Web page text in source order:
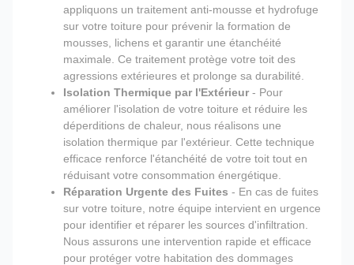
appliquons un traitement anti-mousse et hydrofuge
sur votre toiture pour prévenir la formation de
mousses, lichens et garantir une étanchéité
maximale. Ce traitement protège votre toit des
agressions extérieures et prolonge sa durabilité.
Isolation Thermique par l'Extérieur- Pour
améliorer l'isolation de votre toiture et réduire les
déperditions de chaleur, nous réalisons une
isolation thermique par l'extérieur. Cette technique
efficace renforce l'étanchéité de votre toit tout en
réduisant votre consommation énergétique.
Réparation Urgente des Fuites - En cas de fuites
sur votre toiture, notre équipe intervient en urgence
pour identifier et réparer les sources d'infiltration.
Nous assurons une intervention rapide et efficace
pour protéger votre habitation des dommages